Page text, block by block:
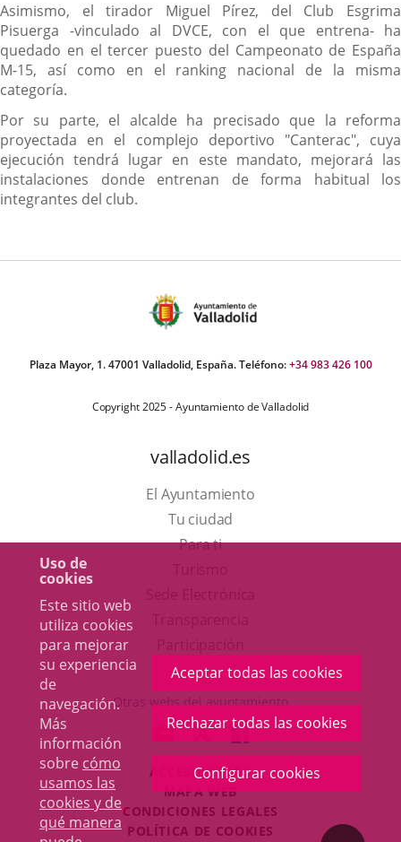
Uso de
cookies
Este sitio web
utiliza cookies
para mejorar
su experiencia
de
navegación.
Más
información
sobre cómo
usamos las
cookies y de
qué manera
Aceptar todas las cookies
Rechazar todas las cookies
Configurar cookies
Asimismo, el tirador Miguel Pírez, del Club Esgrima
Pisuerga -vinculado al DVCE, con el que entrena- ha
quedado en el tercer puesto del Campeonato de España
M-15, así como en el ranking nacional de la misma
categoría.
Por su parte, el alcalde ha precisado que la reforma
proyectada en el complejo deportivo "Canterac", cuya
ejecución tendrá lugar en este mandato, mejorará las
instalaciones donde entrenan de forma habitual los
integrantes del club.
Plaza Mayor, 1. 47001 Valladolid, España. Teléfono:+34 983 426 100
Copyright 2025 - Ayuntamiento de Valladolid
valladolid.es
El Ayuntamiento
Tu ciudad
Para ti
en
una
ventana
nueva.
aplicación
externa.
Otras webs del ayuntamiento
ENLACE
A
UNA
APLICACIÓN
EXTERNA.
ENLACE
A
UNA
APLICACIÓN
EXTERNA.
ENLACE
A
UNA
EXTERNA.
ACCESIBILIDAD
MAPA WEB
CONDICIONES LEGALES
POLÍTICA DE COOKIES